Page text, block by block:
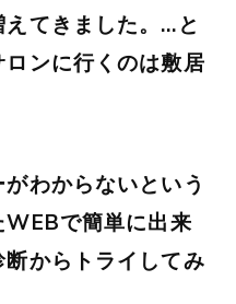
てきました。…と
ンに行くのは敷居
わからないという
で簡単に出来
からトライしてみ